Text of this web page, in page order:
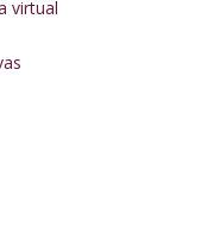
virtual